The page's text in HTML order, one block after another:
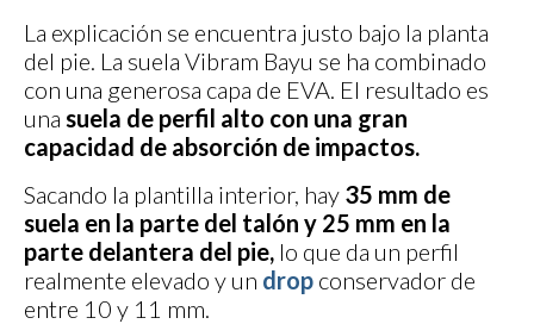
La explicación se encuentra justo bajo la planta
del pie. La suela Vibram Bayu se ha combinado
con una generosa capa de EVA. El resultado es
una suela de perfil alto con una gran
capacidad de absorción de impactos.
Sacando la plantilla interior, hay 35 mm de
suela en la parte del talón y 25 mm en la
parte delantera del pie, lo que da un perfil
realmente elevado y un drop conservador de
entre 10 y 11 mm.